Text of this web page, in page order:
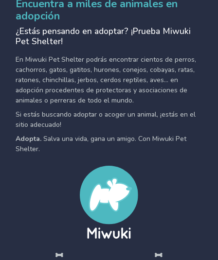
Encuentra a miles de animales en
adopción
¿Estás pensando en adoptar? ¡Prueba Miwuki
Pet Shelter!
En Miwuki Pet Shelter podrás encontrar cientos de perros,
cachorros, gatos, gatitos, hurones, conejos, cobayas, ratas,
ratones, chinchillas, jerbos, cerdos reptiles, aves... en
adopción procedentes de protectoras y asociaciones de
animales o perreras de todo el mundo.
Si estás buscando adoptar o acoger un animal, ¡estás en el
sitio adecuado!
Adopta. Salva una vida, gana un amigo. Con Miwuki Pet
Shelter.